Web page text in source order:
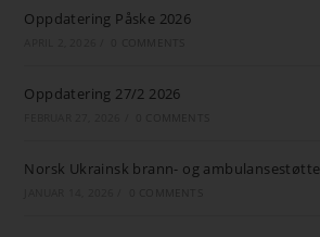
Oppdatering Påske 2026
Oppdatering 27/2 2026
Norsk Ukrainsk brann- og ambulansestøtte